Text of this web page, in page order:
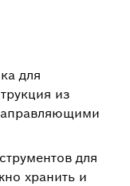
для
из
для
хранить и